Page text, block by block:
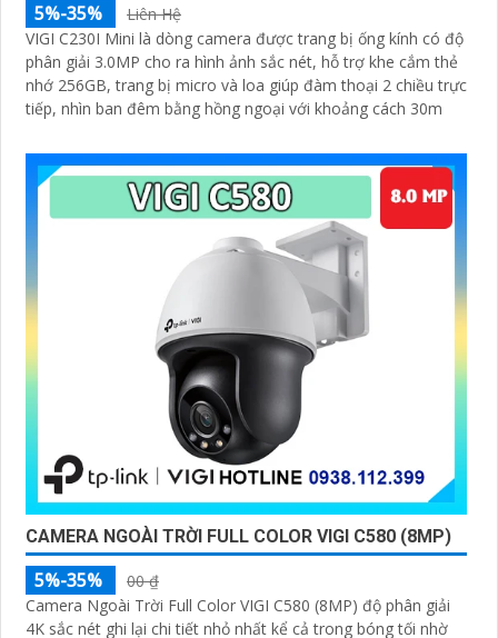
5%-35%
Liên Hệ
VIGI C230I Mini là dòng camera được trang bị ống kính có độ
phân giải 3.0MP cho ra hình ảnh sắc nét, hỗ trợ khe cắm thẻ
nhớ 256GB, trang bị micro và loa giúp đàm thoại 2 chiều trực
tiếp, nhìn ban đêm bằng hồng ngoại với khoảng cách 30m
CAMERA NGOÀI TRỜI FULL COLOR VIGI C580 (8MP)
5%-35%
00 ₫
Camera Ngoài Trời Full Color VIGI C580 (8MP) độ phân giải
4K sắc nét ghi lại chi tiết nhỏ nhất kể cả trong bóng tối nhờ